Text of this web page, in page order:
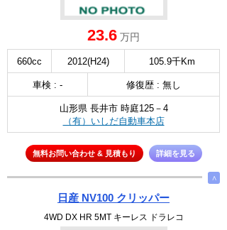
23.6 万円
660cc 2012(H24) 105.9千Km
車検 : - 修復歴 : 無し
山形県 長井市 時庭125－4
（有）いしだ自動車本店
無料お問い合わせ & 見積もり 詳細を見る
∧
日産 NV100 クリッパー
4WD DX HR 5MT キーレス ドラレコ